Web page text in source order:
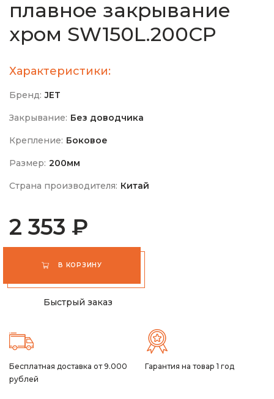
плавное закрывание
хром SW150L.200CP
Характеристики:
Бренд: JET
Закрывание: Без доводчика
Крепление: Боковое
Размер: 200мм
Страна производителя: Китай
2 353 ₽
В КОРЗИНУ
Быстрый заказ
Бесплатная доставка от 9.000
рублей
Гарантия на товар 1 год